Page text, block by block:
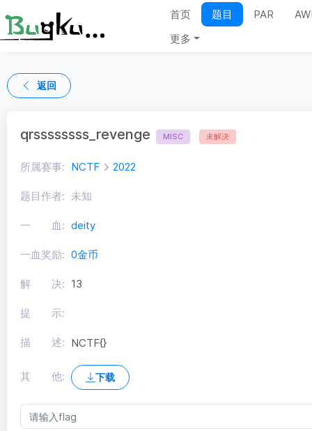
首页 题目 PAR
更多
返回
qrssssssss_revenge MISC 未解决
所属赛事: NCTF 2022
题目作者: 未知
一 血: deity
一血奖励: 0金币
解 决: 13
提 示:
描 述: NCTF{}
其 他: 下载